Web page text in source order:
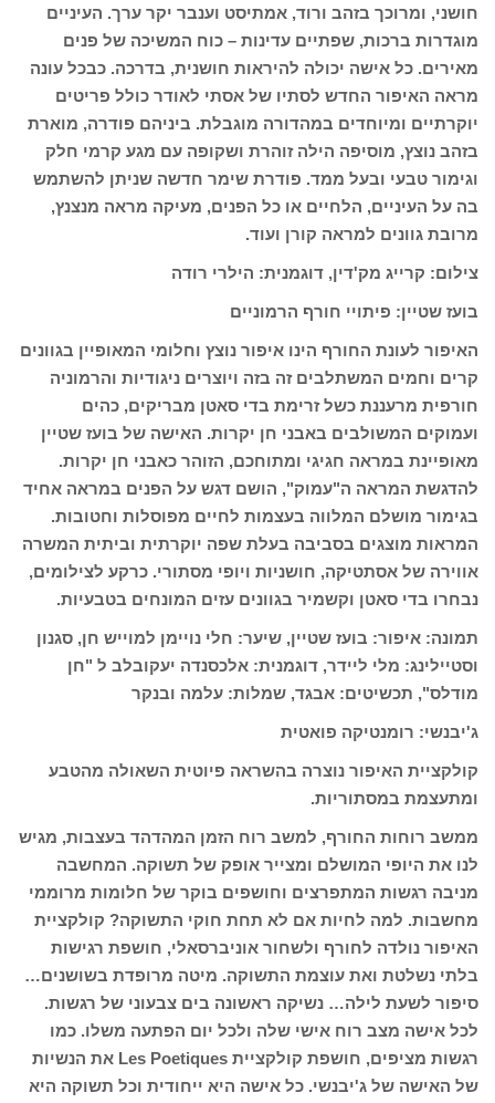
חושני, ומרוכך בזהב ורוד, אמתיסט וענבר יקר ערך. העיניים
מוגדרות ברכות, שפתיים עדינות – כוח המשיכה של פנים
מאירים. כל אישה יכולה להיראות חושנית, בדרכה. כבכל עונה
מראה האיפור החדש לסתיו של אסתי לאודר כולל פריטים
יוקרתיים ומיוחדים במהדורה מוגבלת. ביניהם פודרה, מוארת
בזהב נוצץ, מוסיפה הילה זוהרת ושקופה עם מגע קרמי חלק
וגימור טבעי ובעל ממד. פודרת שימר חדשה שניתן להשתמש
בה על העיניים, הלחיים או כל הפנים, מעיקה מראה מנצנץ,
מרובת גוונים למראה קורן ועוד.
צילום: קרייג מק'דין, דוגמנית: הילרי רודה
בועז שטיין: פיתויי חורף הרמוניים
האיפור לעונת החורף הינו איפור נוצץ וחלומי המאופיין בגוונים
קרים וחמים המשתלבים זה בזה ויוצרים ניגודיות והרמוניה
חורפית מרעננת כשל זרימת בדי סאטן מבריקים, כהים
ועמוקים המשולבים באבני חן יקרות. האישה של בועז שטיין
מאופיינת במראה חגיגי ומתוחכם, הזוהר כאבני חן יקרות.
להדגשת המראה ה"עמוק", הושם דגש על הפנים במראה אחיד
בגימור מושלם המלווה בעצמות לחיים מפוסלות וחטובות.
המראות מוצגים בסביבה בעלת שפה יוקרתית וביתית המשרה
אווירה של אסתטיקה, חושניות ויופי מסתורי. כרקע לצילומים,
נבחרו בדי סאטן וקשמיר בגוונים עזים המונחים בטבעיות.
תמונה: איפור: בועז שטיין, שיער: חלי נויימן למוייש חן, סגנון
וסטיילינג: מלי ליידר, דוגמנית: אלכסנדה יעקובלב ל "חן
מודלס", תכשיטים: אבגד, שמלות: עלמה ובנקר
ג'יבנשי: רומנטיקה פואטית
קולקציית האיפור נוצרה בהשראה פיוטית השאולה מהטבע
ומתעצמת במסתוריות.
ממשב רוחות החורף, למשב רוח הזמן המהדהד בעצבות, מגיש
לנו את היופי המושלם ומצייר אופק של תשוקה. המחשבה
מניבה רגשות המתפרצים וחושפים בוקר של חלומות מרוממי
מחשבות. למה לחיות אם לא תחת חוקי התשוקה? קולקציית
האיפור נולדה לחורף ולשחור אוניברסאלי, חושפת רגישות
בלתי נשלטת ואת עוצמת התשוקה. מיטה מרופדת בשושנים…
סיפור לשעת לילה… נשיקה ראשונה בים צבעוני של רגשות.
לכל אישה מצב רוח אישי שלה ולכל יום הפתעה משלו. כמו
רגשות מציפים, חושפת קולקציית Les Poetiques את הנשיות
של האישה של ג'יבנשי. כל אישה היא ייחודית וכל תשוקה היא